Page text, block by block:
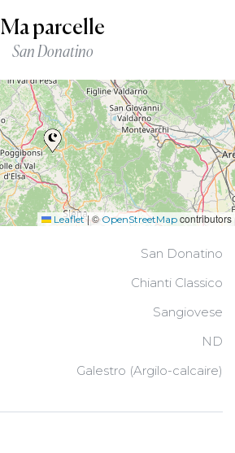
Ma parcelle
San Donatino
Leaflet | ©OpenStreetMap contributors
San Donatino
Chianti Classico
Sangiovese
ND
Galestro (Argilo-calcaire)